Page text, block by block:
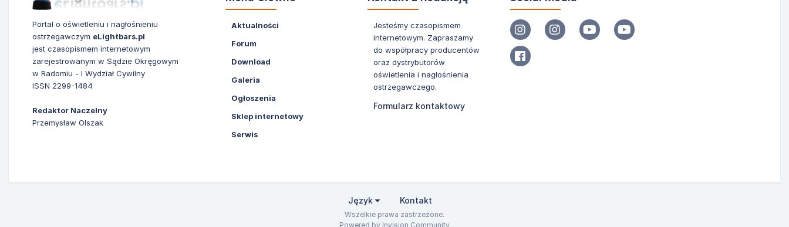
Portal o oświetleniu i nagłośnieniu
ostrzegawczym eLightbars.pl
jest czasopismem internetowym
zarejestrowanym w Sądzie Okręgowym
w Radomiu - I Wydział Cywilny
ISSN 2299-1484
Redaktor Naczelny
Przemysław Olszak
Aktualności
Forum
Download
Galeria
Ogłoszenia
Sklep internetowy
Serwis
Jesteśmy czasopismem
internetowym. Zapraszamy
do współpracy producentów
oraz dystrybutorów
oświetlenia i nagłośnienia
ostrzegawczego.
Formularz kontaktowy
Język Kontakt
Wszelkie prawa zastrzeżone.
Powered by Invision Community